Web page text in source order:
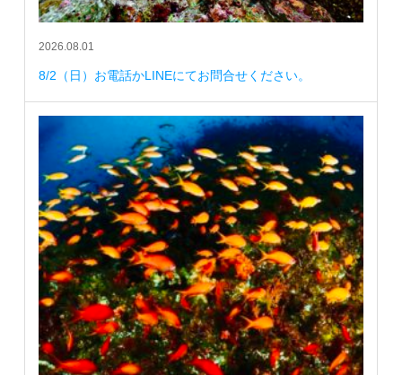
2026.08.01
8/2（日）お電話かLINEにてお問合せください。